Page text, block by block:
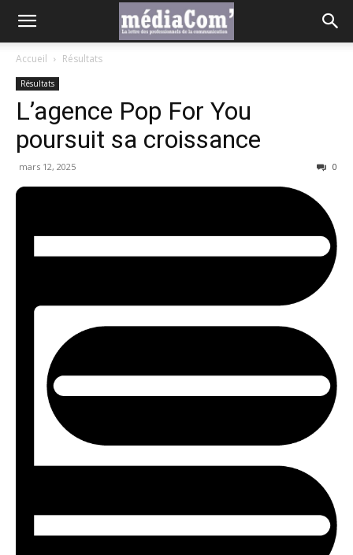
Accueil Résultats
Résultats
L’agence Pop For You
poursuit sa croissance
mars 12, 2025 0